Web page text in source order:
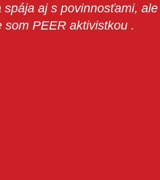
aj s povinnosťami,
PEER aktivistkou .